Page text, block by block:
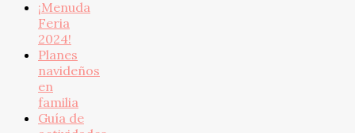
¡Menuda
Feria
2024!
Planes
navideños
en
familia
Guía de